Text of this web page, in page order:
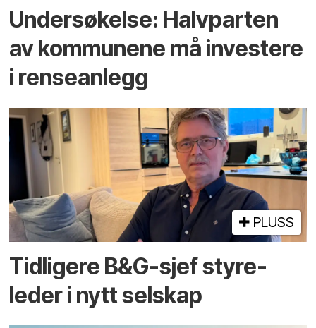
Undersøkelse: Halv­parten
av kommunene må investere
i rense­anlegg
PLUSS
Tidligere B&G-sjef styre­
leder i nytt selskap